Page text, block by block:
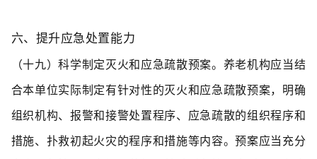
六、提升应急处置能力
（十九）科学制定灭火和应急疏散预案。 养老机构应当结
合本单位实际制定有针对性的灭火和应急疏散预案，明确
组织机构、报警和接警处置程序、应急疏散的组织程序和
措施、扑救初起火灾的程序和措施等内容。预案应当充分